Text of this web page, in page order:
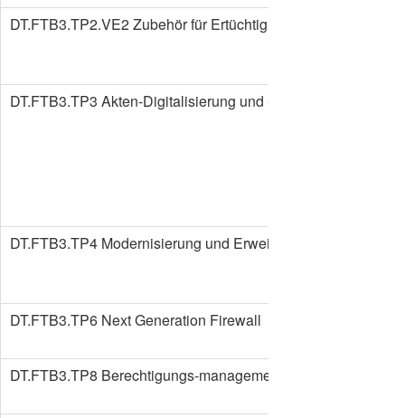
DT.FTB3.TP2.VE2 Zubehör für Ertüchtigung
DT.FTB3.TP3 Akten-Digitalisierung und -Archivierung
DT.FTB3.TP4 Modernisierung und Erweiterung PACS
DT.FTB3.TP6 Next Generation Firewall
DT.FTB3.TP8 Berechtigungs-management